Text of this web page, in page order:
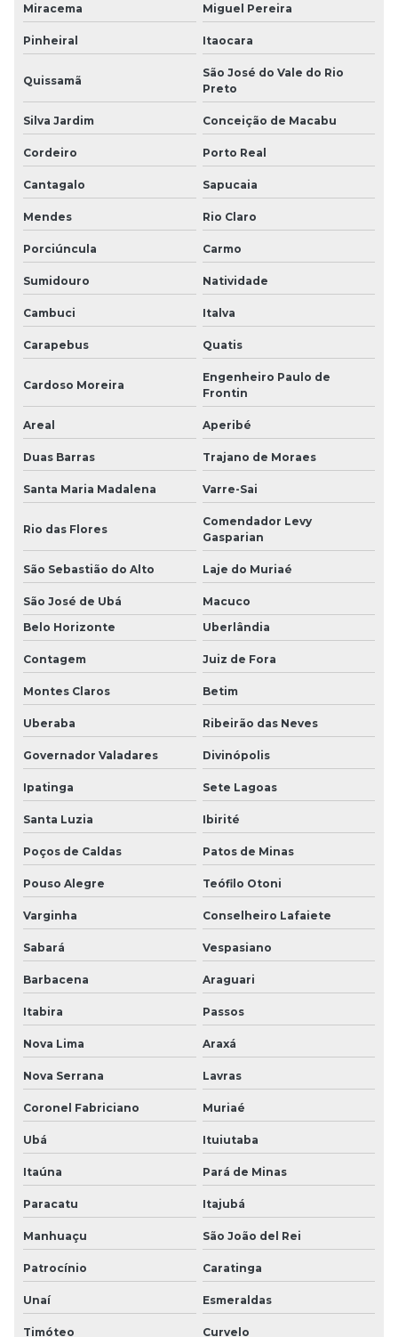
Miracema Miguel Pereira
Pinheiral Itaocara
Quissamã
São José do Vale do Rio
Preto
Silva Jardim Conceição de Macabu
Cordeiro Porto Real
Cantagalo Sapucaia
Mendes Rio Claro
Porciúncula Carmo
Sumidouro Natividade
Cambuci Italva
Carapebus Quatis
Cardoso Moreira
Engenheiro Paulo de
Frontin
Areal Aperibé
Duas Barras Trajano de Moraes
Santa Maria Madalena Varre-Sai
Rio das Flores
Comendador Levy
Gasparian
São Sebastião do Alto Laje do Muriaé
São José de Ubá
Macuco
Belo Horizonte
Uberlândia
Contagem Juiz de Fora
Montes Claros Betim
Uberaba Ribeirão das Neves
Governador Valadares Divinópolis
Ipatinga Sete Lagoas
Santa Luzia Ibirité
Poços de Caldas Patos de Minas
Pouso Alegre Teófilo Otoni
Varginha Conselheiro Lafaiete
Sabará Vespasiano
Barbacena Araguari
Itabira Passos
Nova Lima Araxá
Nova Serrana Lavras
Coronel Fabriciano Muriaé
Ubá Ituiutaba
Itaúna Pará de Minas
Paracatu Itajubá
Manhuaçu São João del Rei
Patrocínio Caratinga
Unaí Esmeraldas
Timóteo Curvelo